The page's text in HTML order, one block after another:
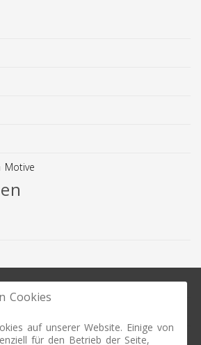
Motive
Cookies
auf unserer Website. Einige von
für den Betrieb der Seite,